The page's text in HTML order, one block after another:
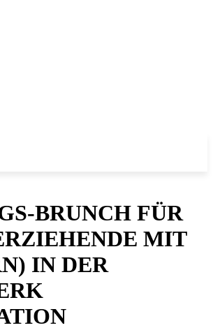
BRUNCH FÜR
MIT
IN DER